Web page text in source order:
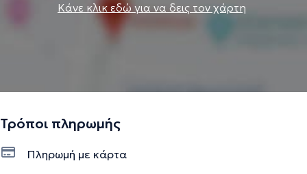
Κάνε κλικ εδώ για να δεις τον χάρτη
Τρόποι πληρωμής
Πληρωμή με κάρτα